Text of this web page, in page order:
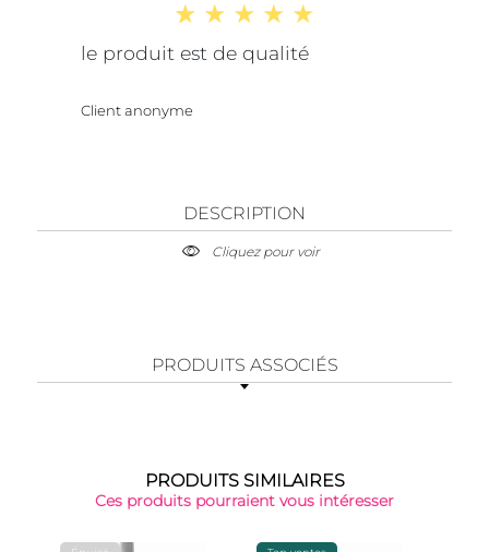
le produit est de qualité
Client anonyme
DESCRIPTION
Cliquez pour voir
PRODUITS ASSOCIÉS
PRODUITS SIMILAIRES
Ces produits pourraient vous intéresser